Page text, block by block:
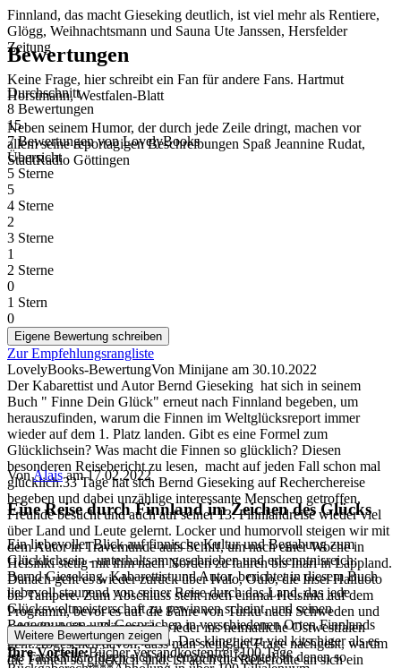
Finnland, das macht Gieseking deutlich, ist viel mehr als Rentiere,
Glögg, Weihnachtsmann und Sauna Ute Janssen, Hersfelder
Zeitung
Keine Frage, hier schreibt ein Fan für andere Fans. Hartmut
Horstmann, Westfalen-Blatt
Neben seinem Humor, der durch jede Zeile dringt, machen vor
allem seine reportagigen Beschreibungen Spaß Jeannine Rudat,
StadtRadio Göttingen
Bewertungen
Durchschnitt
8 Bewertungen
15
7 BewertungenvonLovelyBooks
Übersicht
5 Sterne
5
4 Sterne
2
3 Sterne
1
2 Sterne
0
1 Stern
0
Eigene Bewertung schreiben
Zur Empfehlungsrangliste
LovelyBooks-BewertungVon Minijane am 30.10.2022
Der Kabarettist und Autor Bernd Gieseking hat sich in seinem
Buch " Finne Dein Glück" erneut nach Finnland begeben, um
herauszufinden, warum die Finnen im Weltglücksreport immer
wieder auf dem 1. Platz landen. Gibt es eine Formel zum
Glücklichsein? Was macht die Finnen so glücklich? Diesen
besonderen Reisebericht zu lesen, macht auf jeden Fall schon mal
glücklich.33 Tage hat sich Bernd Gieseking auf Recherchereise
begeben und dabei unzählige interessante Menschen getroffen,
Freunde besucht und auch auf seiner 13. Finnlandreise wieder viel
über Land und Leute gelernt. Locker und humorvoll steigen wir mit
dem Autor in Travemünde aufs Schiff, um nach einer Woche in
Helsinki stetig mit ihm nach Norden zu fahren bis Inari in Lappland.
Danach geht es wieder zurück über Ivalo, Oulo, die Insel Hailuoto
bis Tampere. Zum Abschluss steht noch einmal Helsinki auf dem
Programm, bevor es auf die Fähre von Turku nach Schweden und
schließlich über Dänemark wieder ins heimatliche Ostwestfalen
geht.Abgesehen davon, dass man stetig der Frage nachgeht, warum
die Finnen so glücklich sind, ist auch die Reiseroute an sich ein
VonAlais am 17.02.2022
Eine Reise durch Finnland im Zeichen des Glücks
Ein liebevoller Blick auf finnische Kultur und Begabung zum
Glücklichsein - unterhaltsam geschrieben und erkenntnisreich:
Bernd Gieseking, Kabarettist und Autor, berichtet in diesem Buch
liebevoll staunend von seiner Reise durch das Land, das jede
Glücksweltmeisterschaft zu gewinnen scheint, und seinen
Begegnungen und Gesprächen in verschiedenen Orten Finnlands
mit Menschen, die dort leben. Das klingt jetzt viel kitschiger als es
ist: Tatsächlich fügen sich die einzelnen Kapitel, in denen so
Weitere Bewertungen zeigen
Ihre Vorteile:Bücher versandkostenfrei*100 Tage